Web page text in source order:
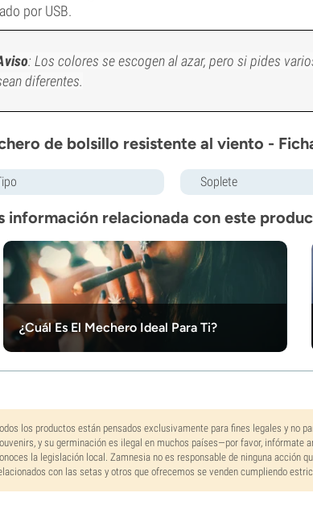
por USB.
: Los colores se escogen al azar, pero si pides
diferentes.
de bolsillo resistente al viento -
Soplete
información relacionada con este
¿Cuál Es El Mechero Ideal Para Ti?
los productos están pensados exclusivamente para fines legales y no
y su germinación es ilegal en muchos países—por favor, infórmate
la legislación local. Zamnesia no es responsable de ninguna acción
con las setas y otros que ofrecemos se venden cumpliendo